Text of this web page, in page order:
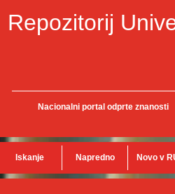
Repozitorij
Nacionalni portal odprte znanosti
Iskanje Napredno Novo v